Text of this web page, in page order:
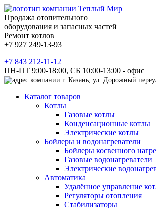
Продажа отопительного
оборудования и запасных частей
Ремонт котлов
+7 927 249-13-93
+7 843 212-11-12
ПН-ПТ 9:00-18:00, СБ 10:00-13:00 - офис
г. Казань, ул. Дорожный
Каталог товаров
Котлы
Газовые котлы
Конденсационные котлы
Электрические котлы
Бойлеры и водонагреватели
Бойлеры косвенного
Газовые водонагреватели
Электрические
Автоматика
Удалённое управление
Регуляторы отопления
Стабилизаторы